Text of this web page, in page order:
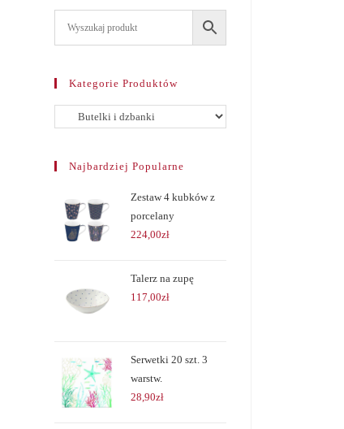
Kategorie Produktów
Najbardziej Popularne
Zestaw 4 kubków z
porcelany
224,00zł
Talerz na zupę
117,00zł
Serwetki 20 szt. 3
warstw.
28,90zł